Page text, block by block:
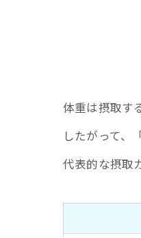
体重は摂取す
したがって、
代表的な摂取